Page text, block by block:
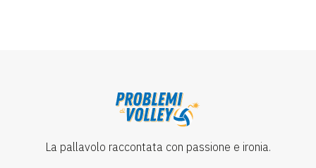
La pallavolo raccontata con passione e ironia.